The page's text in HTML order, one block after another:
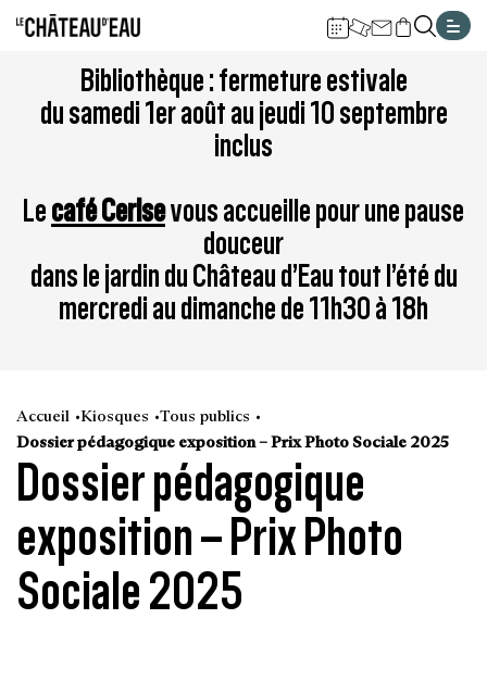
Aller
contenu
Aller
à
la
navigation
à
la
recherche
Aller
au
pied
plan
Bibliothèque : fermeture estivale
du samedi 1er août au jeudi 10 septembre
inclus
Lecafé Cerisevous accueille pour une pause
douceur
dans le jardin du Château d’Eau tout l’été du
mercredi au dimanche de 11h30 à 18h
Accueil Kiosques Tous publics
Dossier pédagogique exposition – Prix Photo Sociale 2025
Dossier pédagogique
exposition – Prix Photo
Sociale 2025